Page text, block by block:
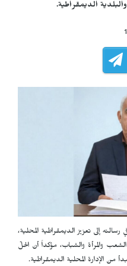
الديمقراطية.
إلى تعزيز الديمقراطية المحلية،
والمرأة والشباب، مؤكداً أن الحلّ
من الإدارة المحلية الديمقراطية.